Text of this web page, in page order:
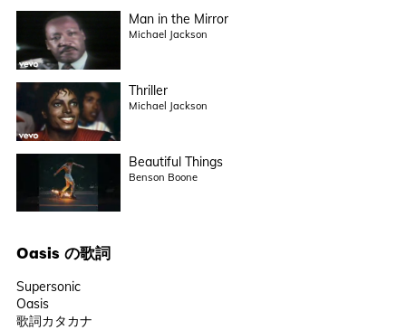
Man in the Mirror
Michael Jackson
Thriller
Michael Jackson
Beautiful Things
Benson Boone
Oasis の歌詞
Supersonic
Oasis
歌詞カタカナ